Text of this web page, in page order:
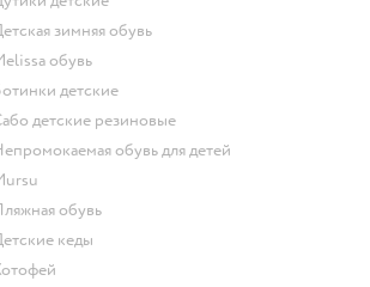
Детская зимняя обувь
Melissa обувь
Ботинки детские
Сабо детские резиновые
Непромокаемая обувь для детей
Mursu
Пляжная обувь
Детские кеды
Котофей